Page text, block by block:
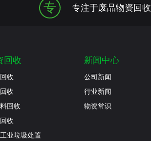
专 专注于废品物资回收
回收
收
收
回收
收
业垃圾处置
新闻中心
公司新闻
行业新闻
物资常识